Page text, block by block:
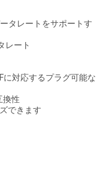
タレートをサポートす
レート
に対応するプラグ可能な
換性
できます